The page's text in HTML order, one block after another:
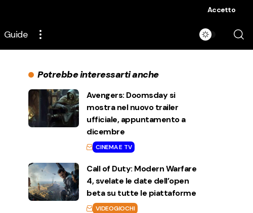
Accetto
Guide
Potrebbe interessarti anche
Avengers: Doomsday si
mostra nel nuovo trailer
ufficiale, appuntamento a
dicembre
CINEMA E TV
Call of Duty: Modern Warfare
4, svelate le date dell’open
beta su tutte le piattaforme
VIDEOGIOCHI